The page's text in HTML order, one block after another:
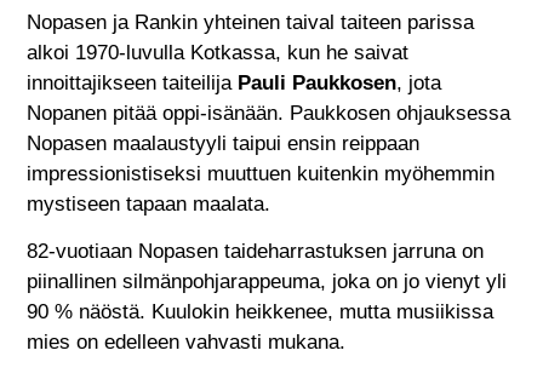
Nopasen ja Rankin yhteinen taival taiteen parissa
alkoi 1970-luvulla Kotkassa, kun he saivat
innoittajikseen taiteilija Pauli Paukkosen, jota
Nopanen pitää oppi-isänään. Paukkosen ohjauksessa
Nopasen maalaustyyli taipui ensin reippaan
impressionistiseksi muuttuen kuitenkin myöhemmin
mystiseen tapaan maalata.
82-vuotiaan Nopasen taideharrastuksen jarruna on
piinallinen silmänpohjarappeuma, joka on jo vienyt yli
90 % näöstä. Kuulokin heikkenee, mutta musiikissa
mies on edelleen vahvasti mukana.